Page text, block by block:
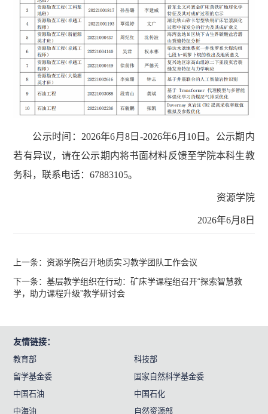
公示时间：2026年6月8日-2026年6月10日。公示期内
若有异议，请在公示期内将书面材料反馈至学院本科生教
务科，联系电话：67883105。
资源学院
2026年6月8日
上一条：资源学院召开地质实习教学团队工作会议
下一条：基层教学组织在行动：矿床学课程组召开“探索智慧教
学，助力课程升级”教学研讨会
友情链接：
教育部
科技部
留学基金委
国家自然科学基金委
中国石油
中国石化
中海油
自然资源部